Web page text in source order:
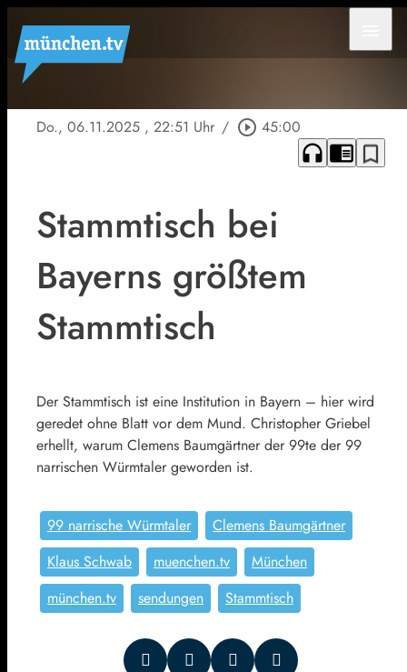
Do., 06.11.2025 , 22:51 Uhr / play_circle_outline 45:00
headphones chrome_reader_mode bookmark_border
Stammtisch bei
Bayerns größtem
Stammtisch
Der Stammtisch ist eine Institution in Bayern – hier wird
geredet ohne Blatt vor dem Mund. Christopher Griebel
erhellt, warum Clemens Baumgärtner der 99te der 99
narrischen Würmtaler geworden ist.
99 narrische Würmtaler
Clemens Baumgärtner
Klaus Schwab
muenchen.tv
München
münchen.tv
sendungen Stammtisch